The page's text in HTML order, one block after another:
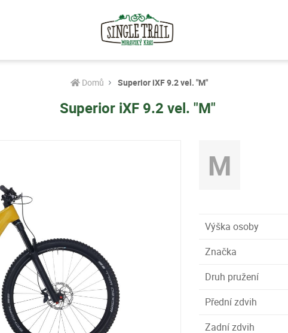
Domů Superior iXF 9.2 vel. "M"
Superior iXF 9.2 vel. "M"
M
Výška osoby
Značka
Druh pružení
Přední zdvih
Zadní zdvih